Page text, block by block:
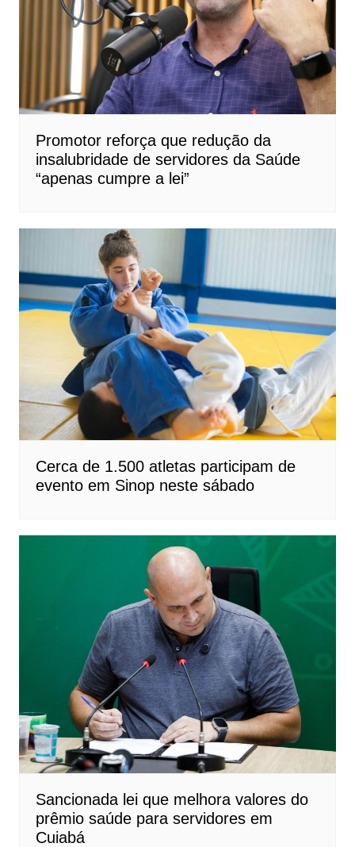
Promotor reforça que redução da
insalubridade de servidores da Saúde
“apenas cumpre a lei”
Cerca de 1.500 atletas participam de
evento em Sinop neste sábado
Sancionada lei que melhora valores do
prêmio saúde para servidores em
Cuiabá